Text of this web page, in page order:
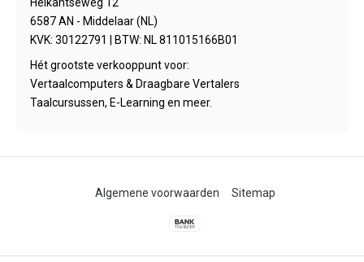
Heikantseweg 12
6587 AN - Middelaar (NL)
KVK: 30122791 | BTW: NL 811015166B01
Hét grootste verkooppunt voor:
Vertaalcomputers & Draagbare Vertalers
Taalcursussen, E-Learning en meer.
Algemene voorwaarden Sitemap